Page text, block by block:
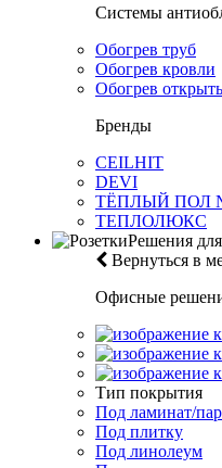
Системы
Обогрев труб
Обогрев кровли
Обогрев
Бренды
CEILHIT
DEVI
ТЁПЛЫЙ ПОЛ
ТЕПЛОЛЮКС
Решения
Вернуться в
Офисные
Тип покрытия
Под ламинат/
Под плитку
Под линолеум